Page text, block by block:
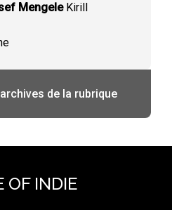
MengeleKirill
de la rubrique
OF INDIE